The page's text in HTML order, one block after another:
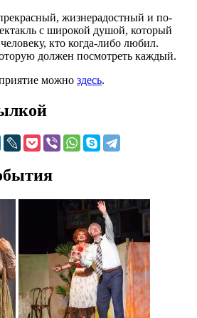
жизнерадостный и по-
с широкой душой, который
кто когда-либо любил.
должен посмотреть каждый.
можно здесь.